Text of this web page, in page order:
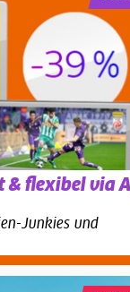
& flexibel via
Junkies und